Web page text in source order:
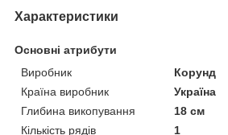
Характеристики
Основні атрибути
Виробник
Корунд
Країна виробник
Україна
Глибина викопування
18 см
Кількість рядів
1